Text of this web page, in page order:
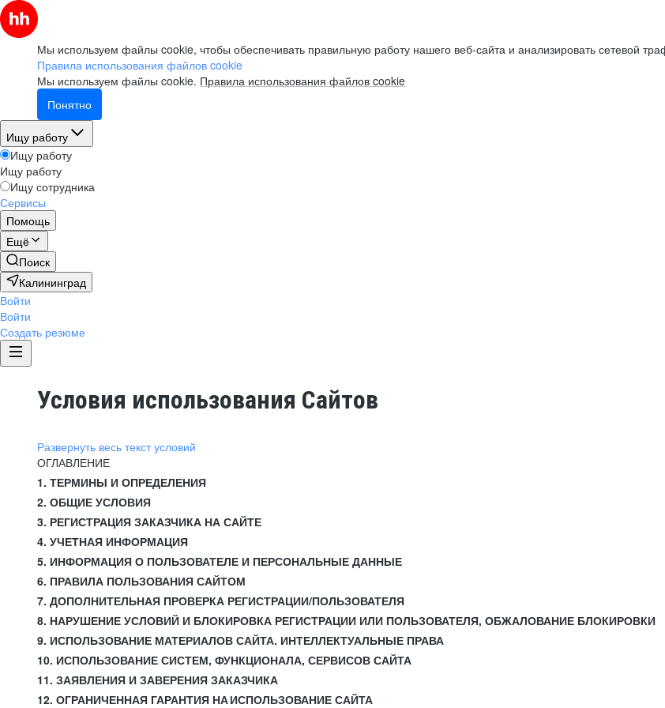
Мы используем файлы cookie, чтобы обеспечивать правильную работу нашего веб-сайта и анализировать сетевой
Правила использования файлов cookie
Мы используем файлы cookie. Правила использования файлов cookie
Понятно
Ищу работу
Ищу работу
Ищу работу
Ищу сотрудника
Сервисы
Помощь
Ещё
Поиск
Калининград
Войти
Войти
Создать резюме
Условия использования Сайтов
Развернуть весь текст условий
ОГЛАВЛЕНИЕ
1. ТЕРМИНЫ И ОПРЕДЕЛЕНИЯ
2. ОБЩИЕ УСЛОВИЯ
3. РЕГИСТРАЦИЯ ЗАКАЗЧИКА НА САЙТЕ
4. УЧЕТНАЯ ИНФОРМАЦИЯ
5. ИНФОРМАЦИЯ О ПОЛЬЗОВАТЕЛЕ И ПЕРСОНАЛЬНЫЕ ДАННЫЕ
6. ПРАВИЛА ПОЛЬЗОВАНИЯ САЙТОМ
7. ДОПОЛНИТЕЛЬНАЯ ПРОВЕРКА РЕГИСТРАЦИИ/ПОЛЬЗОВАТЕЛЯ
8. НАРУШЕНИЕ УСЛОВИЙ И БЛОКИРОВКА РЕГИСТРАЦИИ ИЛИ ПОЛЬЗОВАТЕЛЯ, ОБЖАЛОВАНИЕ БЛОКИРОВКИ
9. ИСПОЛЬЗОВАНИЕ МАТЕРИАЛОВ САЙТА. ИНТЕЛЛЕКТУАЛЬНЫЕ ПРАВА
10. ИСПОЛЬЗОВАНИЕ СИСТЕМ, ФУНКЦИОНАЛА, СЕРВИСОВ САЙТА
11. ЗАЯВЛЕНИЯ И ЗАВЕРЕНИЯ ЗАКАЗЧИКА
12. ОГРАНИЧЕННАЯ ГАРАНТИЯ НА ИСПОЛЬЗОВАНИЕ САЙТА